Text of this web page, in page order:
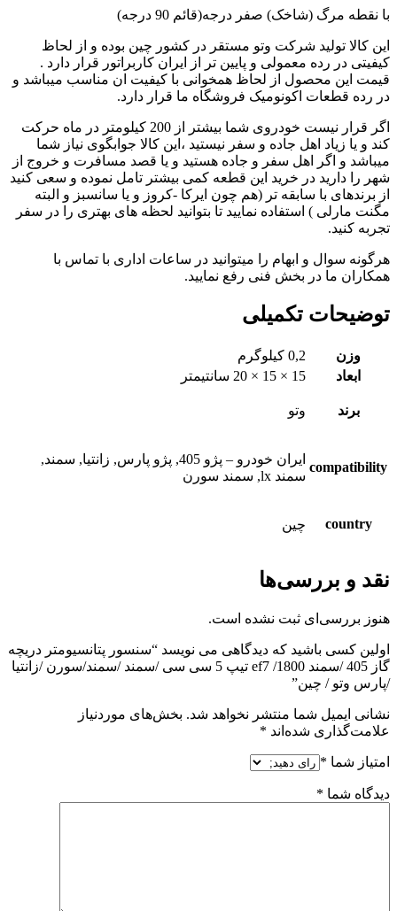
با نقطه مرگ (شاخک) صفر درجه(قائم 90 درجه)
این کالا تولید شرکت وتو مستقر در کشور چین بوده و از لحاظ
کیفیتی در رده معمولی و پایین تر از ایران کاربراتور قرار دارد .
قیمت این محصول از لحاظ همخوانی با کیفیت ان مناسب میباشد و
در رده قطعات اکونومیک فروشگاه ما قرار دارد.
اگر قرار نیست خودروی شما بیشتر از 200 کیلومتر در ماه حرکت
کند و یا زیاد اهل جاده و سفر نیستید ،این کالا جوابگوی نیاز شما
میباشد و اگر اهل سفر و جاده هستید و یا قصد مسافرت و خروج از
شهر را دارید در خرید این قطعه کمی بیشتر تامل نموده و سعی کنید
از برندهای با سابقه تر (هم چون ایرکا -کروز و یا سانسبز و البته
مگنت مارلی ) استفاده نمایید تا بتوانید لحظه های بهتری را در سفر
تجربه کنید.
هرگونه سوال و ابهام را میتوانید در ساعات اداری با تماس با
همکاران ما در بخش فنی رفع نمایید.
توضیحات تکمیلی
وزن
0,2 کیلوگرم
ابعاد
15 × 15 × 20 سانتیمتر
برند وتو
compatibility
ایران خودرو – پژو 405, پژو پارس, زانتیا, سمند,
سمند lx, سمند سورن
country چین
نقد و بررسی‌ها
هنوز بررسی‌ای ثبت نشده است.
اولین کسی باشید که دیدگاهی می نویسد “سنسور پتانسیومتر دریچه
گاز 405 /سمند ef7 /1800 تیپ 5 سی سی /سمند /سمند/سورن /زانتیا
/پارس وتو / چین”
نشانی ایمیل شما منتشر نخواهد شد. بخش‌های موردنیاز
علامت‌گذاری شده‌اند *
امتیاز شما *
دیدگاه شما *